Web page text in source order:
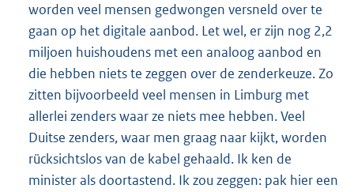
worden veel mensen gedwongen versneld over te
gaan op het digitale aanbod. Let wel, er zijn nog 2,2
miljoen huishoudens met een analoog aanbod en
die hebben niets te zeggen over de zenderkeuze. Zo
zitten bijvoorbeeld veel mensen in Limburg met
allerlei zenders waar ze niets mee hebben. Veel
Duitse zenders, waar men graag naar kijkt, worden
rücksichtslos van de kabel gehaald. Ik ken de
minister als doortastend. Ik zou zeggen: pak hier een